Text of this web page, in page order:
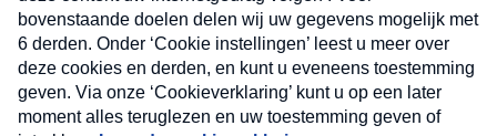
Privacyverklaring
Kwetsbaarheid melden
RegistrerenInloggen
vakantienieuws- en tips?
E-
mailadres
Inschrijven